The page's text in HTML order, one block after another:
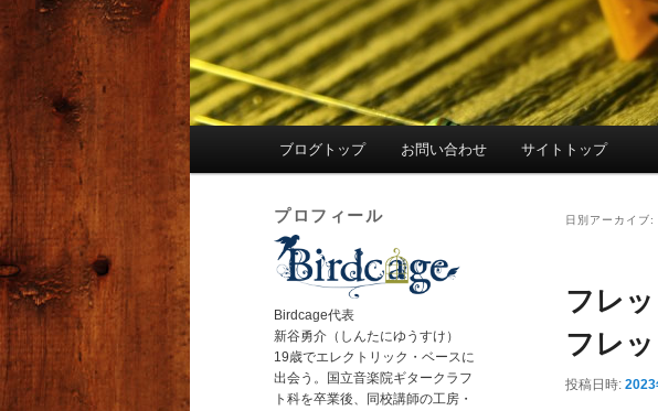
ブログトップ お問い合わせ サイトトップ
日別アーカイブ:
フレ
フレッ
投稿日時: 2023
プロフィール
Birdcage代表
新谷勇介（しんたにゆうすけ）
19歳でエレクトリック・ベースに
出会う。国立音楽院ギタークラフ
ト科を卒業後、同校講師の工房・